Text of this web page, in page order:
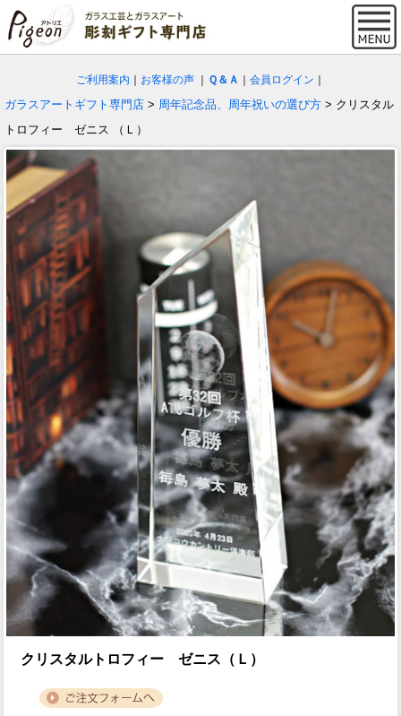
ご利用案内 お客様の声 Ｑ＆Ａ 会員ログイン
ガラスアートギフト専門店 > 周年記念品、周年祝いの選び方 > クリスタル
トロフィー ゼニス （Ｌ）
クリスタルトロフィー ゼニス（Ｌ）